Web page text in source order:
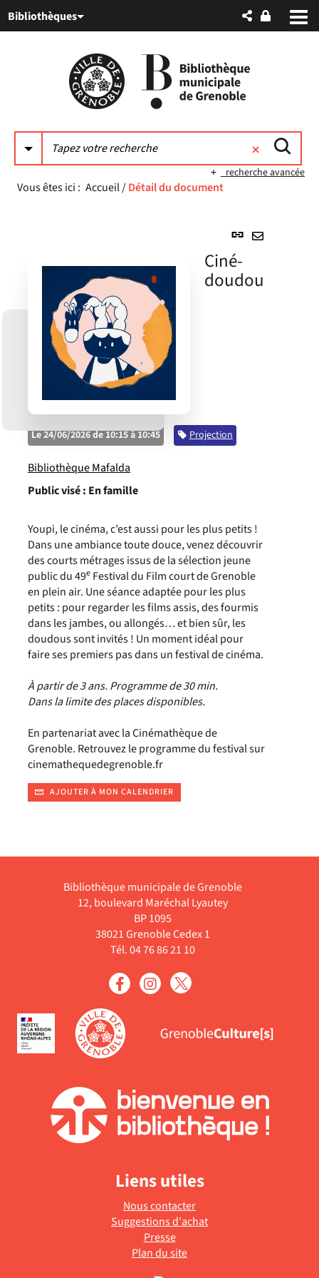
au
auBibliothèques
recherche avancée
Vous êtes ici : Accueil/Détail du document
Lien
fenêtre)
mail
Ciné-
doudou
Le 24/06/2026 de 10:15 à 10:45 Catégorie
Projection
Bibliothèque Mafalda
Public visé : En famille
Youpi, le cinéma, c’est aussi pour les plus petits !
Dans une ambiance toute douce, venez découvrir
des courts métrages issus de la sélection jeune
public du 49e Festival du Film court de Grenoble
en plein air. Une séance adaptée pour les plus
petits : pour regarder les films assis, des fourmis
dans les jambes, ou allongés… et bien sûr, les
doudous sont invités ! Un moment idéal pour
faire ses premiers pas dans un festival de cinéma.
À partir de 3 ans. Programme de 30 min.
Dans la limite des places disponibles.
En partenariat avec la Cinémathèque de
Grenoble. Retrouvez le programme du festival sur
cinemathequedegrenoble.fr
AJOUTER À MON CALENDRIER
Bibliothèque municipale de Grenoble
12, boulevard Maréchal Lyautey
BP 1095
38021 Grenoble Cedex 1
Tél. 04 76 86 21 10
Liens utiles
Nous contacter
Suggestions d'achat
Presse
Plan du site